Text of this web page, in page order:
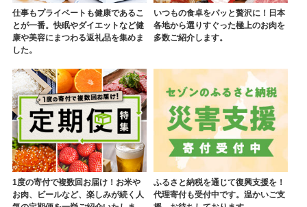
仕事もプライベートも健康であるこ
とが一番。快眠やダイエットなど健
康や美容にまつわる返礼品を集めま
した。
いつもの食卓をパッと贅沢に！日本
各地から選りすぐった極上のお肉を
多数ご紹介します。
1度の寄付で複数回お届け！お米や
お肉、ビールなど、楽しみが続く人
ふるさと納税を通じて復興支援を！
代理寄付も受付中です。温かいご支